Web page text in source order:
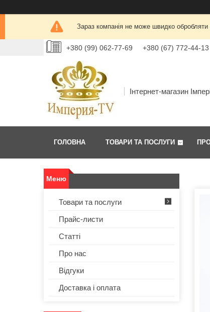
Зараз компанія не може швидко
+380 (99) 062-77-69 +380 (67) 772-44-13
Інтернет-магазин
ГОЛОВНА ТОВАРИ ТА ПОСЛУГИ
Товари та послуги
Прайс-листи
Статті
Про нас
Відгуки
Доставка і оплата